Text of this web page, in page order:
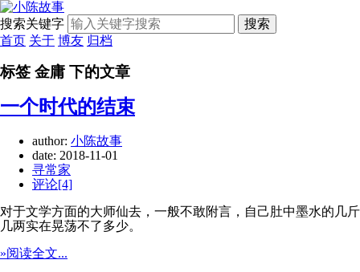
搜索关键字
搜索
首页 关于 博友 归档
标签 金庸 下的文章
一个时代的结束
author: 小陈故事
date: 2018-11-01
寻常家
评论[4]
对于文学方面的大师仙去，一般不敢附言，自己肚中墨水的几斤
几两实在晃荡不了多少。
»阅读全文...